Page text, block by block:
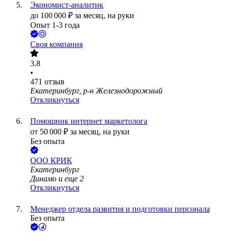
Экономист-аналитик
до 100 000 ₽ за месяц, на руки
Опыт 1-3 года
Своя компания
3.8
•
471 отзыв
Екатеринбург, р-н Железнодорожный
Откликнуться
Помощник интернет маркетолога
от 50 000 ₽ за месяц, на руки
Без опыта
ООО КРИК
Екатеринбург
Динамо и еще 2
Откликнуться
Менеджер отдела развития и подготовки персонала
Без опыта